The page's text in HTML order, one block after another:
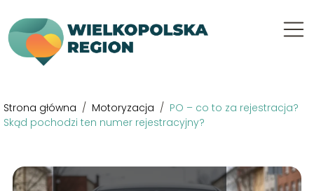
Strona główna / Motoryzacja / PO – co to za rejestracja?
Skąd pochodzi ten numer rejestracyjny?